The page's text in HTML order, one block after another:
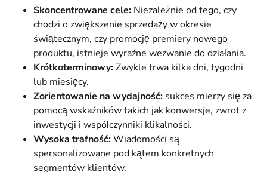
Skoncentrowane cele: Niezależnie od tego, czy
chodzi o zwiększenie sprzedaży w okresie
świątecznym, czy promocję premiery nowego
produktu, istnieje wyraźne wezwanie do działania.
Krótkoterminowy:Zwykle trwa kilka dni, tygodni
lub miesięcy.
Zorientowanie na wydajność: sukces mierzy się za
pomocą wskaźników takich jak konwersje, zwrot z
inwestycji i współczynniki klikalności.
Wysoka trafność:Wiadomości są
spersonalizowane pod kątem konkretnych
segmentów klientów.